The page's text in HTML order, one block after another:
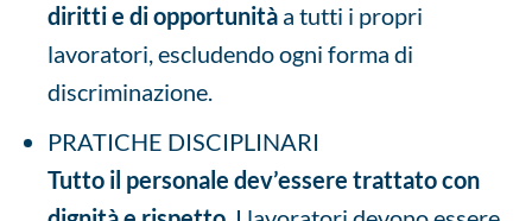
diritti e di opportunità a tutti i propri
lavoratori, escludendo ogni forma di
discriminazione.
PRATICHE DISCIPLINARI
Tutto il personale dev’essere trattato con